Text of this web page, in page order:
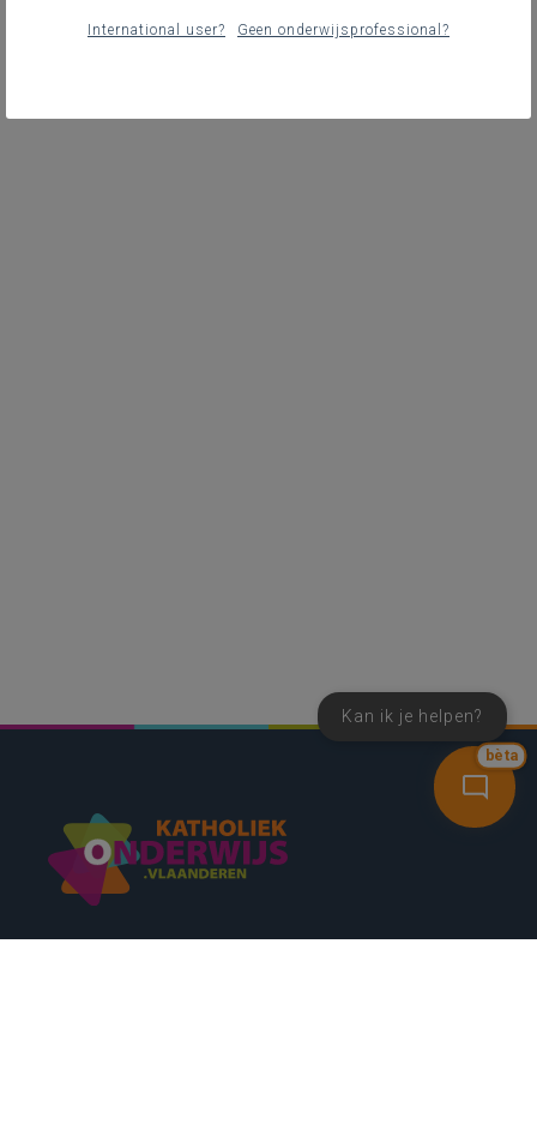
bèta
Kan ik je helpen?
International user? Geen onderwijsprofessional?